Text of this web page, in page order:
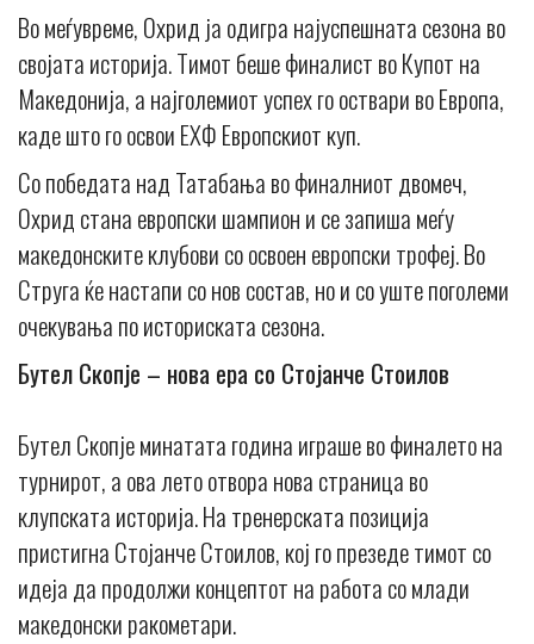
Во меѓувреме, Охрид ја одигра најуспешната сезона во
својата историја. Тимот беше финалист во Купот на
Македонија, а најголемиот успех го оствари во Европа,
каде што го освои ЕХФ Европскиот куп.
Со победата над Татабања во финалниот двомеч,
Охрид стана европски шампион и се запиша меѓу
македонските клубови со освоен европски трофеј. Во
Струга ќе настапи со нов состав, но и со уште поголеми
очекувања по историската сезона.
Бутел Скопје – нова ера со Стојанче Стоилов
Бутел Скопје минатата година играше во финалето на
турнирот, а ова лето отвора нова страница во
клупската историја. На тренерската позиција
пристигна Стојанче Стоилов, кој го презеде тимот со
идеја да продолжи концептот на работа со млади
македонски ракометари.